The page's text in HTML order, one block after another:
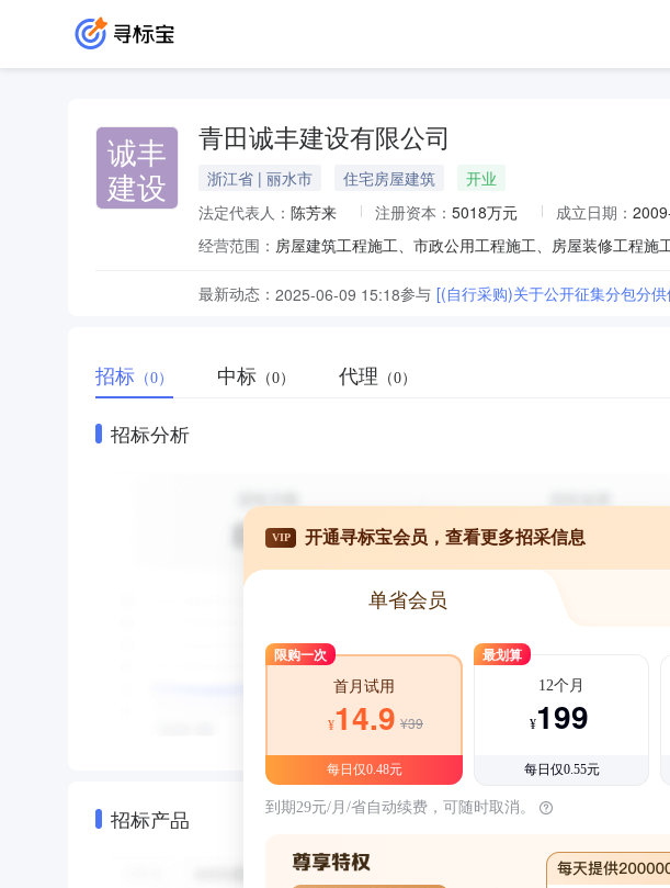
诚丰
建设
青田诚丰建设有限公司
浙江省 | 丽水市 住宅房屋建筑
开业
法定代表人： 陈芳来 注册资本： 5018万元 成立日期：
经营范围： 房屋建筑工程施工、市政公用工程施工、房屋装修工程施
最新动态： 2025-06-09 15:18参与 [(自行采购)关于公开征集分包分
招标 （0） 中标 （0） 代理 （0）
招标分析
招标产品
VIP 开通寻标宝会员，查看更多招采信息
单省会员
限购一次
首月试用
¥14.9 ¥39
每日仅0.48元
最划算
12个月
¥199
每日仅0.55元
到期29元/月/省自动续费，可随时取消。